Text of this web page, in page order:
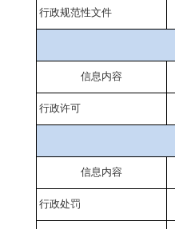
行政规范性文件
信息内容
行政许可
信息内容
行政处罚